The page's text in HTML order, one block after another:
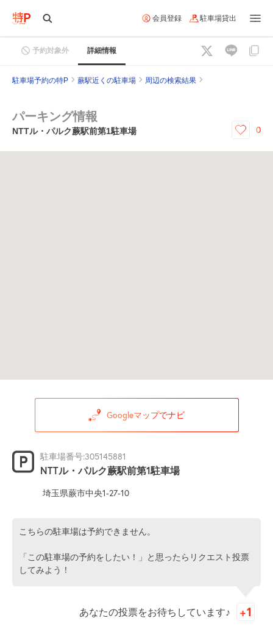
会員登録 駐車場貸出
予約対象外 詳細情報
駐車場予約の特P 蕨駅近くの駐車場 周辺の検索結果
パーキング情報
NTTル・パルク蕨駅前第1駐車場 0
Googleマップでナビ
駐車場番号:305145881
NTTル・パルク蕨駅前第1駐車場
埼玉県蕨市中央1-27-10
こちらの駐車場は予約できません。
「この駐車場の予約をしたい！」と思ったらリクエスト投票
してみよう！
あなたの投票をお待ちしています♪